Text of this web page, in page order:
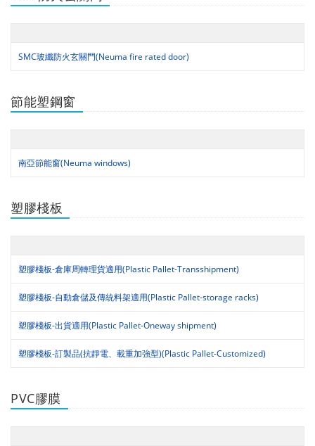
SMC玻纖防火玄關門(Neuma fire rated door)
節能塑鋼窗
南亞節能窗(Neuma windows)
塑膠棧板
塑膠棧板-倉庫周轉理貨適用(Plastic Pallet-Transshipment)
塑膠棧板-自動倉儲及傳統料架適用(Plastic Pallet-storage racks)
塑膠棧板-出貨適用(Plastic Pallet-Oneway shipment)
塑膠棧板-訂製品(抗靜電、載重加強型)(Plastic Pallet-Customized)
PVC膠膜